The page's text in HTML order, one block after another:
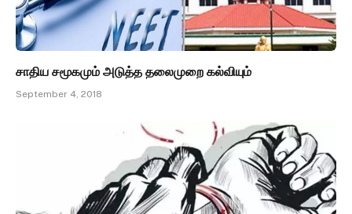
சாதிய சமூகமும் அடுத்த தலைமுறை கல்வியும்
September 4, 2018